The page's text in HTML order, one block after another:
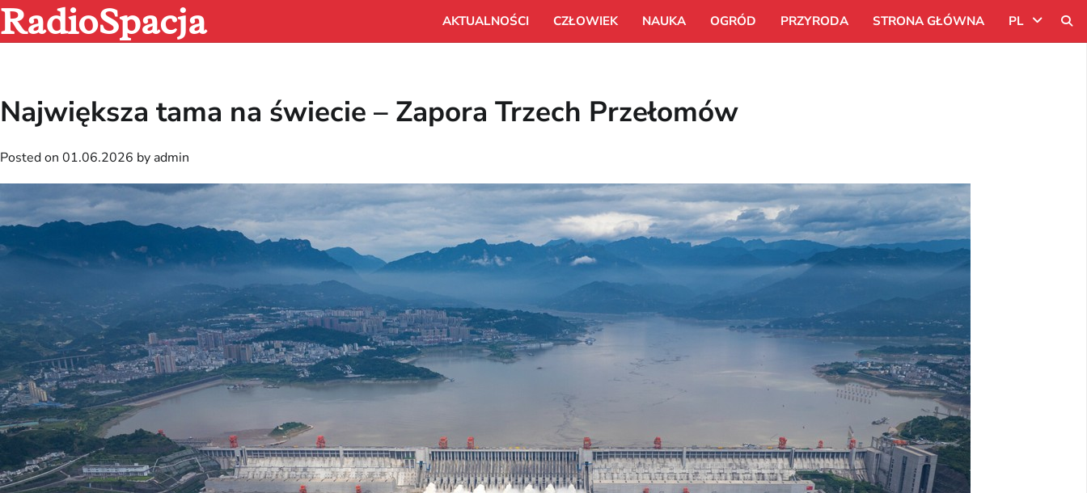
Skip
to
content
RadioSpacja AKTUALNOŚCI CZŁOWIEK NAUKA OGRÓD PRZYRODA STRONA GŁÓWNA PL
Największa tama na świecie – Zapora Trzech Przełomów
Posted on 01.06.2026 by admin